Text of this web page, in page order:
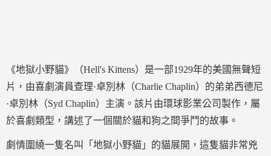
《地獄小野貓》（Hell's Kittens）是一部1929年的美國無聲短
片，由喜劇演員查理·卓別林（Charlie Chaplin）的弟弟西德尼
·卓別林（Syd Chaplin）主演。該片由環球影業公司製作，屬
於喜劇類型，講述了一個關於貓和狗之間爭鬥的故事。
劇情圍繞一隻名叫「地獄小野貓」的貓展開，這隻貓非常兇